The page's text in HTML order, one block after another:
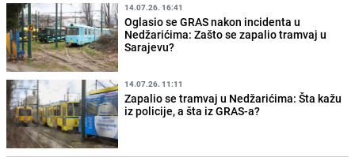
14.07.26. 16:41
Oglasio se GRAS nakon incidenta u
Nedžarićima: Zašto se zapalio tramvaj u
Sarajevu?
14.07.26. 11:11
Zapalio se tramvaj u Nedžarićima: Šta kažu
iz policije, a šta iz GRAS-a?